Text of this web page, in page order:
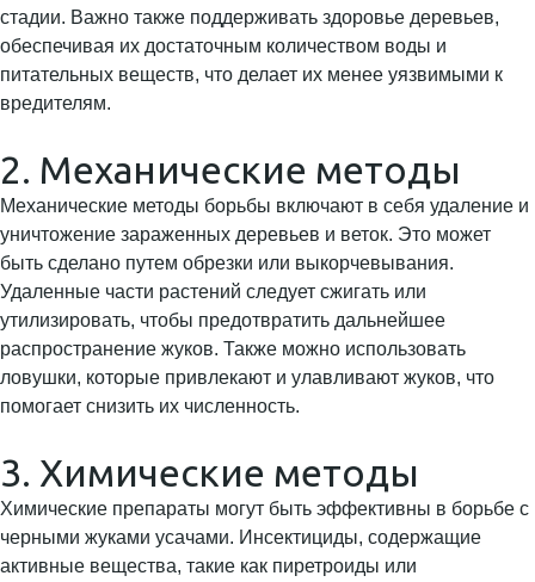
стадии. Важно также поддерживать здоровье деревьев,
обеспечивая их достаточным количеством воды и
питательных веществ, что делает их менее уязвимыми к
вредителям.
2. Механические методы
Механические методы борьбы включают в себя удаление и
уничтожение зараженных деревьев и веток. Это может
быть сделано путем обрезки или выкорчевывания.
Удаленные части растений следует сжигать или
утилизировать, чтобы предотвратить дальнейшее
распространение жуков. Также можно использовать
ловушки, которые привлекают и улавливают жуков, что
помогает снизить их численность.
3. Химические методы
Химические препараты могут быть эффективны в борьбе с
черными жуками усачами. Инсектициды, содержащие
активные вещества, такие как пиретроиды или